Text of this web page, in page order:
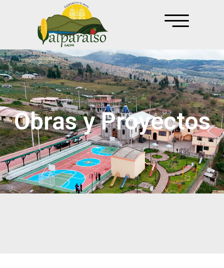
Obras y Proyectos